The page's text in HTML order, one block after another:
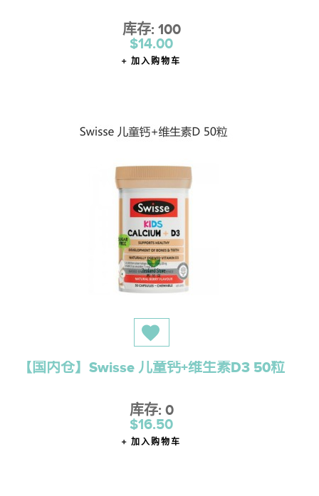
库存: 100
$14.00
加入购物车
【国内仓】Swisse 儿童钙+维生素D3 50粒
库存: 0
$16.50
加入购物车